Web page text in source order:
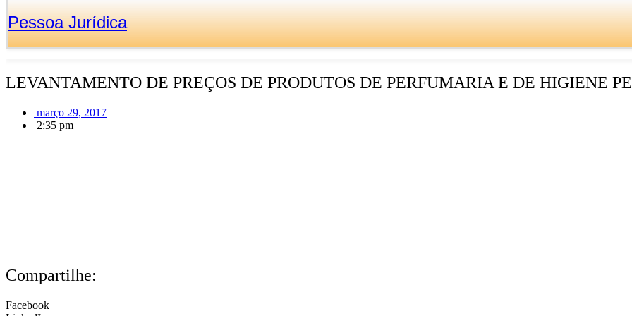
Pessoa Jurídica
LEVANTAMENTO DE PREÇOS DE PRODUTOS DE PERFUMARIA E DE HIGIENE
março 29, 2017
2:35 pm
Compartilhe:
Facebook